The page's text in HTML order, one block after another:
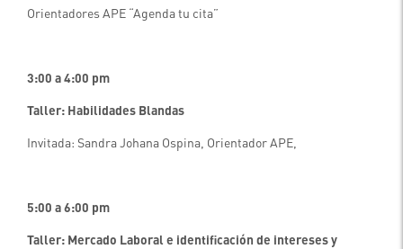
Orientadores APE “Agenda tu cita”
3:00 a 4:00 pm
Taller: Habilidades Blandas
Invitada: Sandra Johana Ospina, Orientador APE,
5:00 a 6:00 pm
Taller: Mercado Laboral e identificación de intereses y